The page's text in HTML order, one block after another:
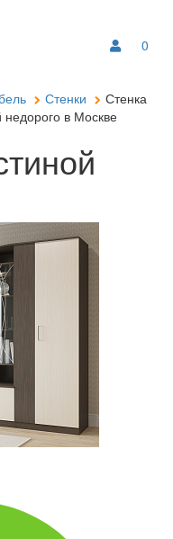
0
Стенки
Стенка
недорого в Москве